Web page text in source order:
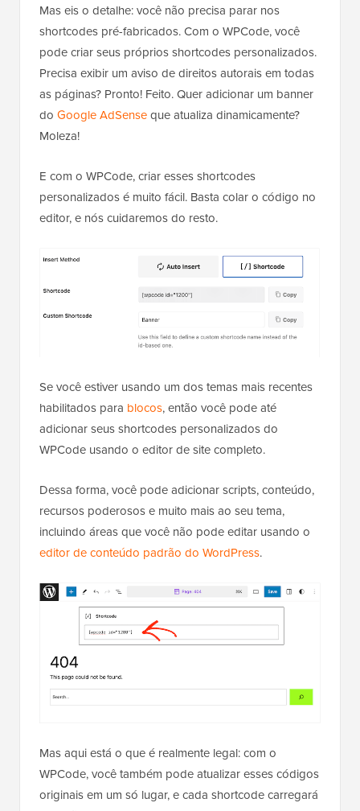
Mas eis o detalhe: você não precisa parar nos
shortcodes pré-fabricados. Com o WPCode, você
pode criar seus próprios shortcodes personalizados.
Precisa exibir um aviso de direitos autorais em todas
as páginas? Pronto! Feito. Quer adicionar um banner
do Google AdSenseque atualiza dinamicamente?
Moleza!
E com o WPCode, criar esses shortcodes
personalizados é muito fácil. Basta colar o código no
editor, e nós cuidaremos do resto.
Se você estiver usando um dos temas mais recentes
habilitados para blocos, então você pode até
adicionar seus shortcodes personalizados do
WPCode usando o editor de site completo.
Dessa forma, você pode adicionar scripts, conteúdo,
recursos poderosos e muito mais ao seu tema,
incluindo áreas que você não pode editar usando o
editor de conteúdo padrão do WordPress.
Mas aqui está o que é realmente legal: com o
WPCode, você também pode atualizar esses códigos
originais em um só lugar, e cada shortcode carregará